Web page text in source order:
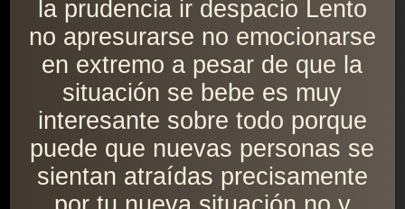
la prudencia ir despacio Lento
no apresurarse no emocionarse
en extremo a pesar de que la
situación se bebe es muy
interesante sobre todo porque
puede que nuevas personas se
sientan atraídas precisamente